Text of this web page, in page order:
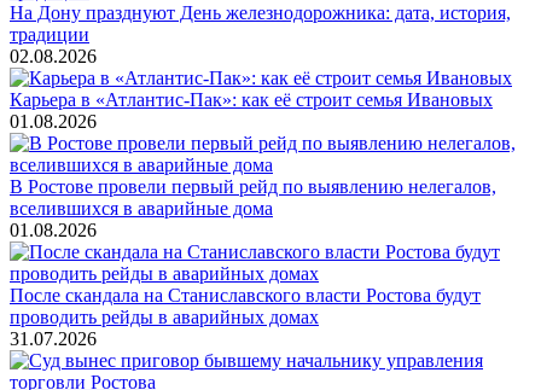
На Дону празднуют День железнодорожника: дата, история,
традиции
02.08.2026
Карьера в «Атлантис-Пак»: как её строит семья Ивановых
01.08.2026
В Ростове провели первый рейд по выявлению нелегалов,
вселившихся в аварийные дома
01.08.2026
После скандала на Станиславского власти Ростова будут
проводить рейды в аварийных домах
31.07.2026